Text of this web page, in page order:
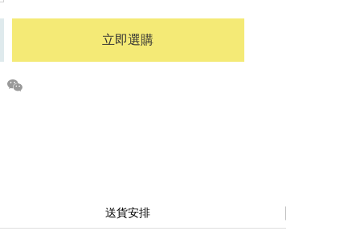
立即選購
送貨安排